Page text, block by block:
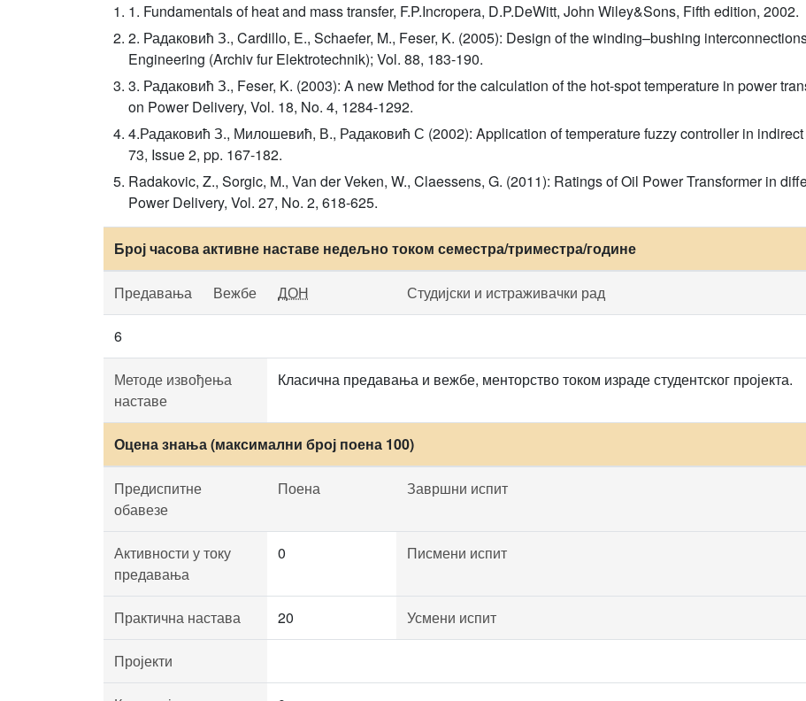
1. Fundamentals of heat and mass transfer, F.P.Incropera, D.P.DeWitt, John Wiley&Sons, Fifth edition, 2002.
2. Радаковић З., Cardillo, E., Schaefer, M., Feser, K. (2005): Design of the winding–bushing
Engineering (Archiv fur Elektrotechnik); Vol. 88, 183-190.
3. Радаковић З., Feser, K. (2003): A new Method for the calculation of the hot-spot temperature in power
on Power Delivery, Vol. 18, No. 4, 1284-1292.
4.Радаковић З., Милошевић, В., Радаковић С (2002): Application of temperature fuzzy controller in
73, Issue 2, pp. 167-182.
Radakovic, Z., Sorgic, M., Van der Veken, W., Claessens, G. (2011): Ratings of Oil Power Transformer in
Power Delivery, Vol. 27, No. 2, 618-625.
Број часова активне наставе недељно током семестра/триместра/године
Предавања Вежбе ДОН Студијски и истраживачки рад
6
Методе извођења
наставе
Класична предавања и вежбе, менторство током израде студентског пројекта.
Оцена знања (максимални број поена 100)
Предиспитне
обавезе
Поена Завршни испит
Активности у току
предавања
0 Писмени испит
Практична настава 20 Усмени испит
Пројекти